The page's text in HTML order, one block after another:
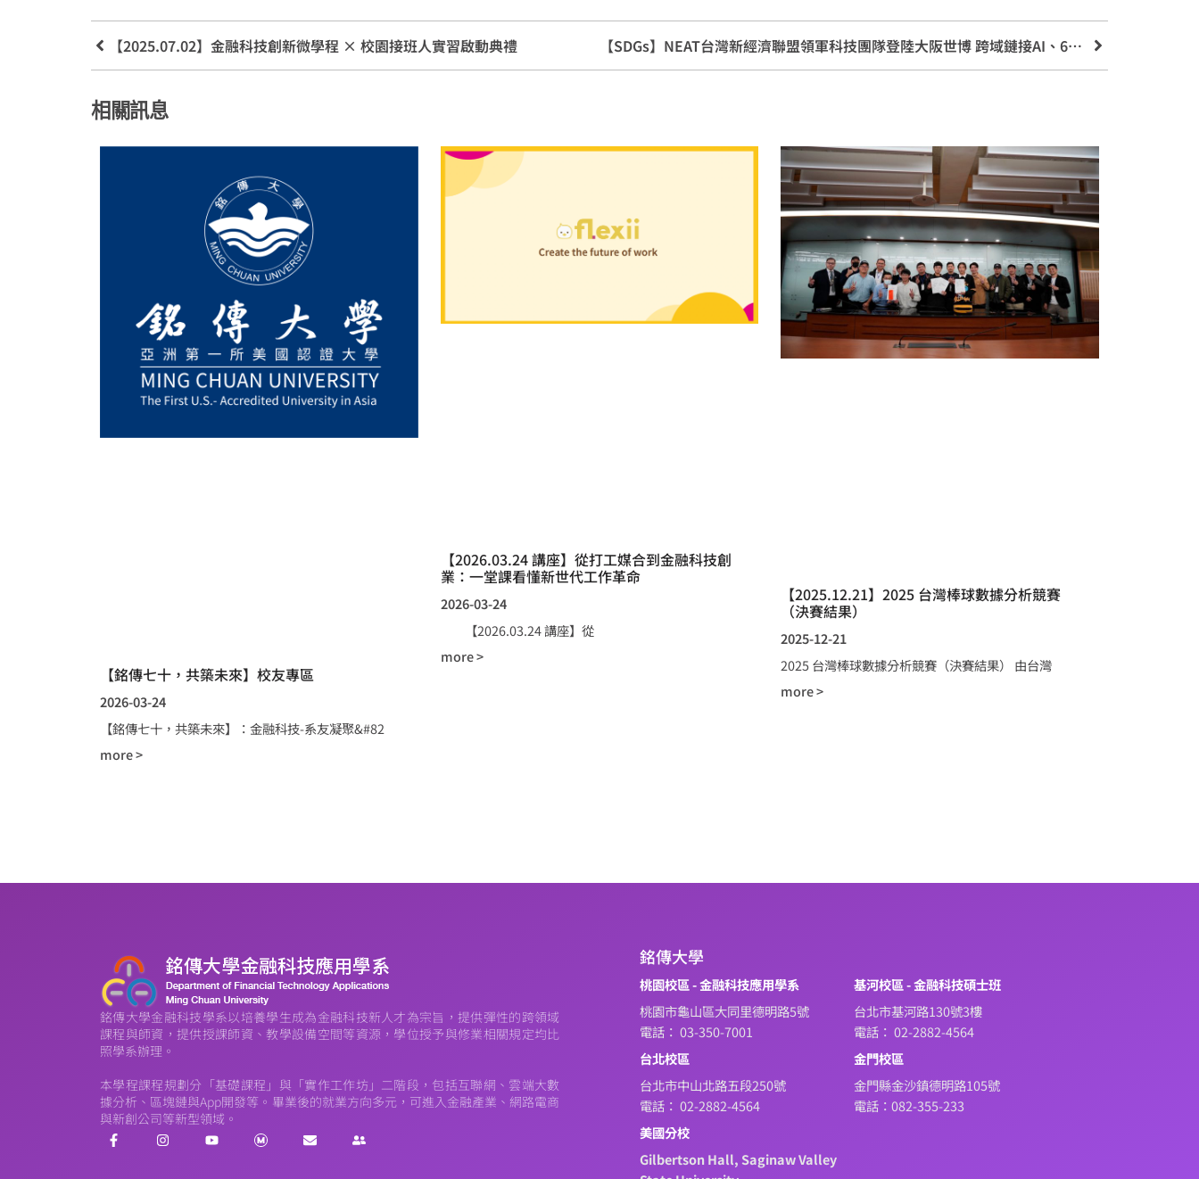
【2025.07.02】金融科技創新微學程 × 校園接班人實習啟動典禮 【SDGs】NEAT台灣新經濟聯盟領軍科技團隊登陸大阪世博 跨域鏈接AI、6G新時代
相關訊息
【銘傳七十，共築未來】校友專區
2026-03-24
【銘傳七十，共築未來】：金融科技-系友凝聚&#82
more >
【2026.03.24 講座】從打工媒合到金融科技創
業：一堂課看懂新世代工作革命
2026-03-24
【2026.03.24 講座】從
more >
【2025.12.21】2025 台灣棒球數據分析競賽
（決賽結果）
2025-12-21
2025 台灣棒球數據分析競賽（決賽結果） 由台灣
more >
銘傳大學金融科技學系以培養學生成為金融科技新人才為宗旨，提供彈性的跨領域
課程與師資，提供授課師資、教學設備空間等資源，學位授予與修業相關規定均比
照學系辦理。
本學程課程規劃分「基礎課程」與「實作工作坊」二階段，包括互聯網、雲端大數
據分析、區塊鏈與App開發等。畢業後的就業方向多元，可進入金融產業、網路電商
與新創公司等新型領域。
銘傳大學
桃園校區 - 金融科技應用學系
桃園市龜山區大同里德明路5號
電話： 03-350-7001
基河校區 - 金融科技碩士班
台北市基河路130號3樓
電話： 02-2882-4564
台北校區
台北市中山北路五段250號
電話： 02-2882-4564
金門校區
金門縣金沙鎮德明路105號
電話：082-355-233
美國分校
Gilbertson Hall, Saginaw Valley